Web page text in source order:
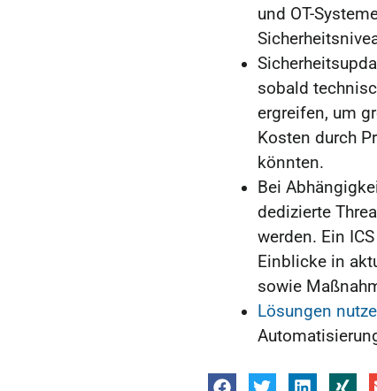
und OT-
sobald
ergreifen, um
Kosten durch
könnten.
Bei
dedizierte
werden. Ein
Einblicke in
sowie
Lösungen